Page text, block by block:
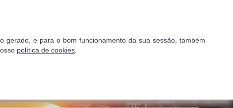
gerado, e para o bom funcionamento da sua sessão, também
política de cookies.